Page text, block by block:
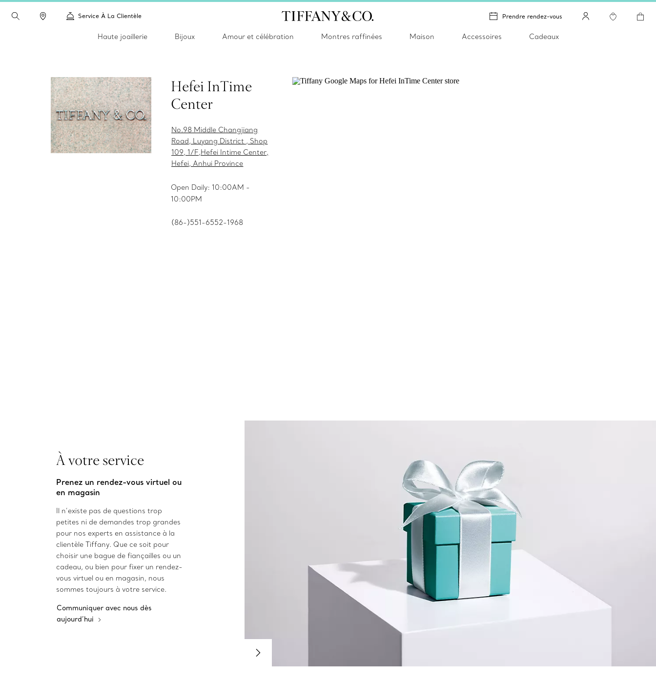
Service À La Clientèle Prendre rendez-vous
Haute joaillerie Bijoux Amour et célébration Montres raffinées Maison Accessoires Cadeaux
Hefei InTime
Center
No.98 Middle Changjiang
Road, Luyang District , Shop
109, 1/F,Hefei Intime Center,
Hefei, Anhui Province
Open Daily: 10:00AM -
10:00PM
(86-)551-6552-1968
À votre service
Prenez un rendez-vous virtuel ou
en magasin
Il n’existe pas de questions trop
petites ni de demandes trop grandes
pour nos experts en assistance à la
clientèle Tiffany. Que ce soit pour
choisir une bague de fiançailles ou un
cadeau, ou bien pour fixer un rendez-
vous virtuel ou en magasin, nous
sommes toujours à votre service.
Communiquer avec nous dès
aujourd’hui